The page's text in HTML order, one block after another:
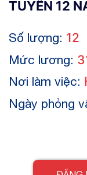
TUYỂN 12
Số lượng: 12
Mức lương:
Nơi làm việc:
Ngày phỏng